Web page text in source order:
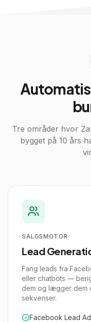
Tre områder hvor
bygget på 10 års
SALGSMOTOR
Lead
Fang leads fra
eller chatbots —
dem og lægger dem
sekvenser.
Facebook Lead